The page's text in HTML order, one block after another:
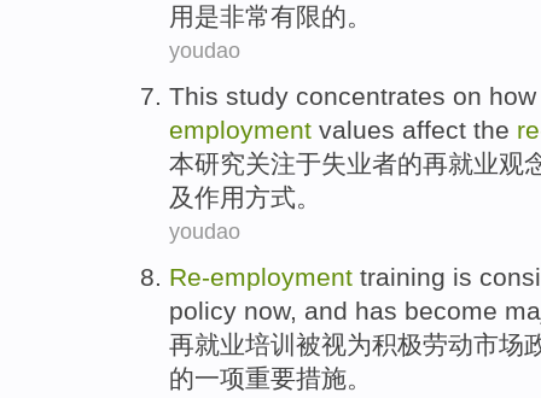
用是非常有限的。
youdao
This study concentrates on
employment values affect the
本研究关注于失业者的再就业观
及作用方式。
youdao
Re-employment training is
policy now, and has become
再就业培训 被视为积极劳动市场
的一项重要措施。